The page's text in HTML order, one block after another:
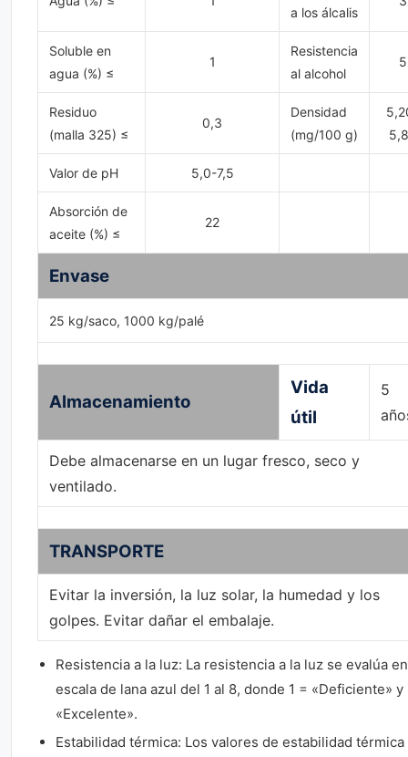
a los álcalis
Soluble en
agua (%) ≤
1
Resistencia
al alcohol
5
Residuo
(malla 325) ≤
0,3
Densidad
(mg/100 g)
Valor de pH 5,0-7,5
Absorción de
aceite (%) ≤
22
Envase
25 kg/saco, 1000 kg/palé
Almacenamiento
Vida
útil
5
Debe almacenarse en un lugar fresco, seco y
ventilado.
TRANSPORTE
Evitar la inversión, la luz solar, la humedad y los
golpes. Evitar dañar el embalaje.
Resistencia a la luz: La resistencia a la luz se evalúa
escala de lana azul del 1 al 8, donde 1 = «Deficiente» y
«Excelente».
Estabilidad térmica: Los valores de estabilidad térmica